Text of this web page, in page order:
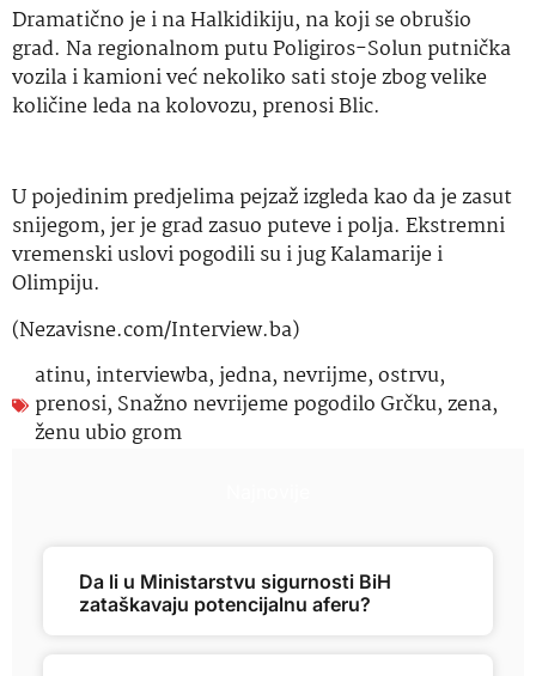
Dramatično je i na Halkidikiju, na koji se obrušio
grad. Na regionalnom putu Poligiros-Solun putnička
vozila i kamioni već nekoliko sati stoje zbog velike
količine leda na kolovozu, prenosi Blic.
U pojedinim predjelima pejzaž izgleda kao da je zasut
snijegom, jer je grad zasuo puteve i polja. Ekstremni
vremenski uslovi pogodili su i jug Kalamarije i
Olimpiju.
(Nezavisne.com/Interview.ba)
atinu, interviewba, jedna, nevrijme,ostrvu,
prenosi, Snažno nevrijeme pogodilo Grčku,zena,
ženu ubio grom
Da li u Ministarstvu sigurnosti BiH
zataškavaju potencijalnu aferu?